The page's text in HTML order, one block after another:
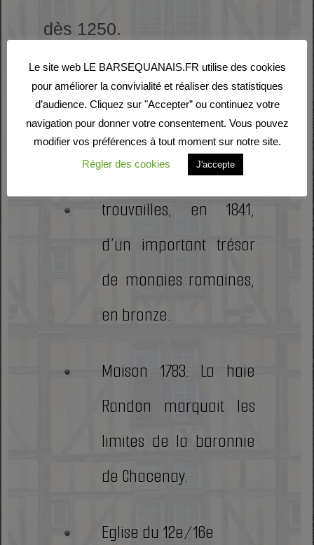
dès 1250.
Curiosités
Voie romaine
trouvailles, en 1841,
d’un important trésor
de monaies romaines,
en bronze.
Maison 1783. La haie
Randon marquait les
limites de la baronnie
de Chacenay.
Eglise du 12e/16e
Le site web LE BARSEQUANAIS.FR utilise des cookies
pour améliorer la convivialité et réaliser des statistiques
d’audience. Cliquez sur "Accepter” ou continuez votre
navigation pour donner votre consentement. Vous pouvez
modifier vos préférences à tout moment sur notre site.
Régler des cookies
J'accepte